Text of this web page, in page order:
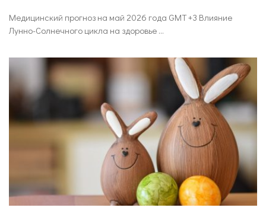
Медицинский прогноз на май 2026 года GMT +3 Влияние
Лунно-Солнечного цикла на здоровье ...